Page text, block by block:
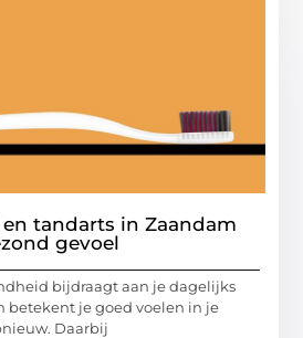
tandarts in Zaandam
gevoel
bijdraagt aan je dagelijks
betekent je goed voelen in je
Daarbij